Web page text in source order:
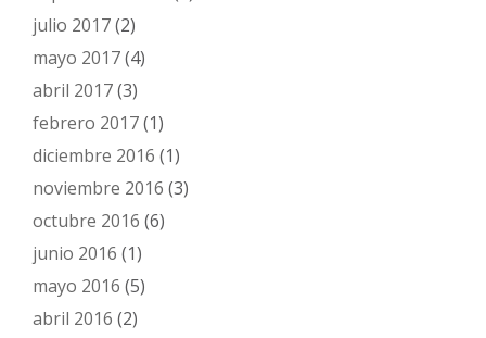
julio 2017(2)
mayo 2017(4)
abril 2017(3)
febrero 2017(1)
diciembre 2016 (1)
noviembre 2016 (3)
octubre 2016 (6)
junio 2016 (1)
mayo 2016 (5)
abril 2016 (2)